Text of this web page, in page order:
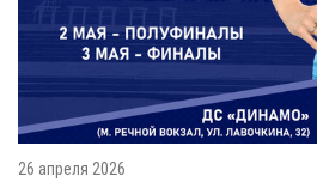
26 апреля 2026